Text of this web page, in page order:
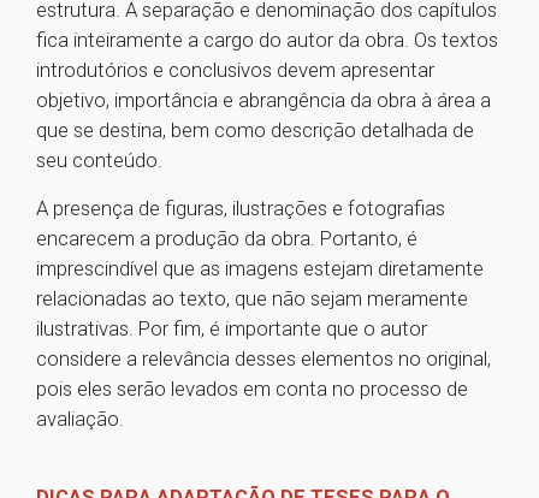
estrutura. A separação e denominação dos capítulos
fica inteiramente a cargo do autor da obra. Os textos
introdutórios e conclusivos devem apresentar
objetivo, importância e abrangência da obra à área a
que se destina, bem como descrição detalhada de
seu conteúdo.
A presença de figuras, ilustrações e fotografias
encarecem a produção da obra. Portanto, é
imprescindível que as imagens estejam diretamente
relacionadas ao texto, que não sejam meramente
ilustrativas. Por fim, é importante que o autor
considere a relevância desses elementos no original,
pois eles serão levados em conta no processo de
avaliação.